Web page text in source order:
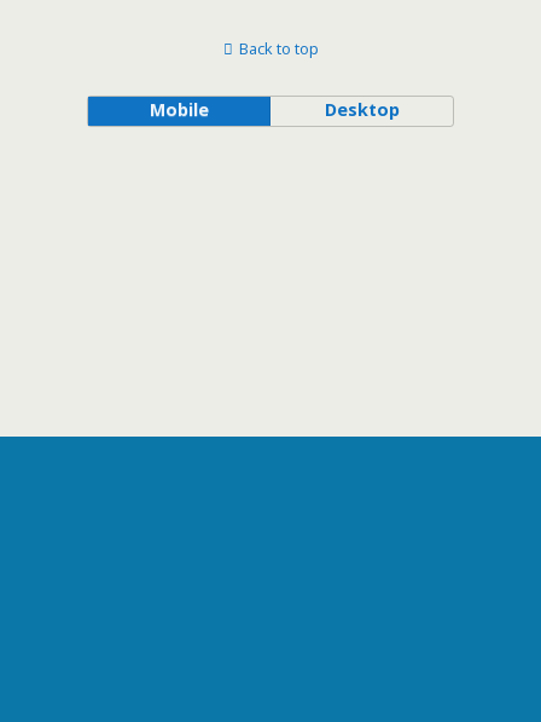
Back to top
Mobile Desktop